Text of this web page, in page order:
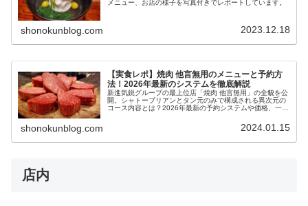
メニュー、お店の様子を写真付きでレポートしています。
shonokunblog.com 2023.12.18
【実食レポ】焼肉 他言無用のメニューと予約方
法！2026年最新のシステムを徹底解説
新進気鋭グループの最上位店「焼肉 他言無用」の全貌を公
開。シャトーブリアンとタン元のみで構成される異次元の
コース内容とは？2026年最新の予約システムや価格、一般
shonokunblog.com 2024.01.15
店内